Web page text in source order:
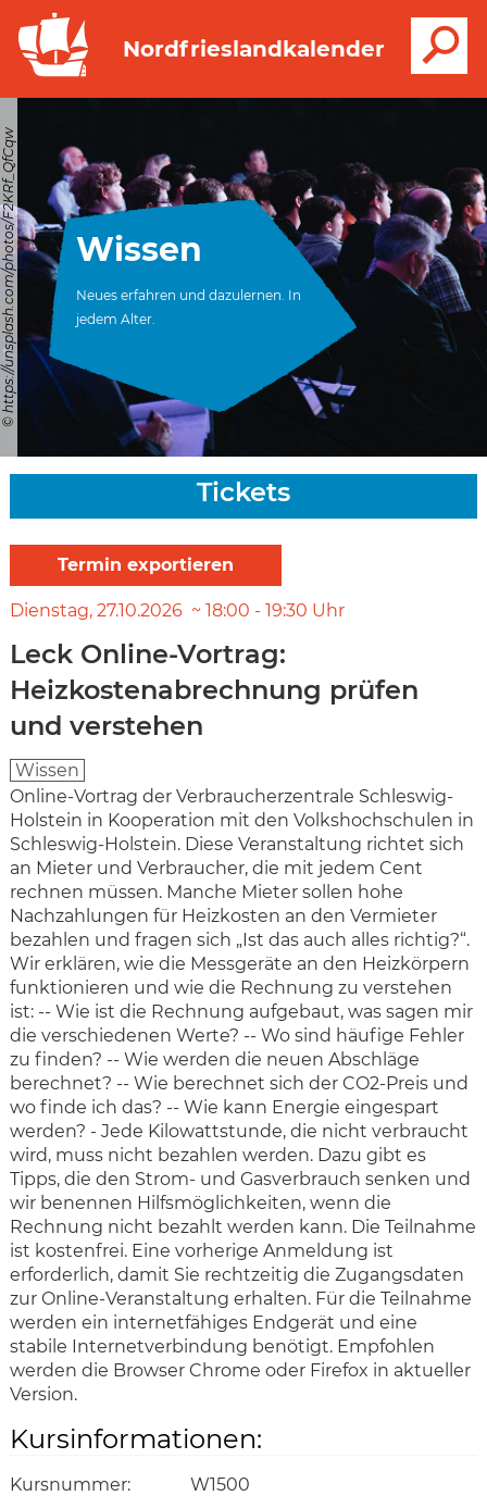
Nordfrieslandkalender
Wissen
Neues erfahren und dazulernen. In
jedem Alter.
© https://unsplash.com/photos/F2KRf_QfCqw
Dienstag 27.10.2026 18:00 - 19:30 Uhr
Leck Online-Vortrag:
Heizkostenabrechnung prüfen
und verstehen
Wissen
Online-Vortrag der Verbraucherzentrale Schleswig-
Holstein in Kooperation mit den Volkshochschulen in
Schleswig-Holstein. Diese Veranstaltung richtet sich
an Mieter und Verbraucher, die mit jedem Cent
rechnen müssen. Manche Mieter sollen hohe
Nachzahlungen für Heizkosten an den Vermieter
bezahlen und fragen sich „Ist das auch alles richtig?“.
Wir erklären, wie die Messgeräte an den Heizkörpern
funktionieren und wie die Rechnung zu verstehen
ist: -- Wie ist die Rechnung aufgebaut, was sagen mir
die verschiedenen Werte? -- Wo sind häufige Fehler
zu finden? -- Wie werden die neuen Abschläge
berechnet? -- Wie berechnet sich der CO2-Preis und
wo finde ich das? -- Wie kann Energie eingespart
werden? - Jede Kilowattstunde, die nicht verbraucht
wird, muss nicht bezahlen werden. Dazu gibt es
Tipps, die den Strom- und Gasverbrauch senken und
wir benennen Hilfsmöglichkeiten, wenn die
Rechnung nicht bezahlt werden kann. Die Teilnahme
ist kostenfrei. Eine vorherige Anmeldung ist
erforderlich, damit Sie rechtzeitig die Zugangsdaten
zur Online-Veranstaltung erhalten. Für die Teilnahme
werden ein internetfähiges Endgerät und eine
stabile Internetverbindung benötigt. Empfohlen
werden die Browser Chrome oder Firefox in aktueller
Version.
Kursinformationen:
Kursnummer:
W1500
Tickets